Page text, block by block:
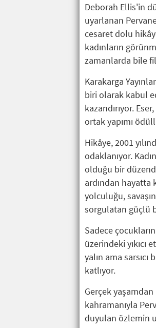
Deborah Ellis'in
uyarlanan
cesaret dolu
kadınların
zamanlarda bile
Karakarga
biri olarak kabul
kazandırıyor.
ortak yapımı
Hikâye, 2001
odaklanıyor.
olduğu bir
ardından hayatta
yolculuğu,
sorgulatan güçlü
Sadece
üzerindeki yıkıcı
yalın ama
katlıyor.
Gerçek
kahramanıyla
duyulan özlemin